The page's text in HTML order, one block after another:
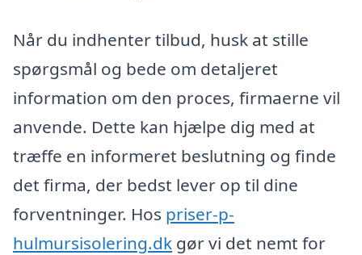
Når du indhenter tilbud, husk at stille
spørgsmål og bede om detaljeret
information om den proces, firmaerne vil
anvende. Dette kan hjælpe dig med at
træffe en informeret beslutning og finde
det firma, der bedst lever op til dine
forventninger. Hos priser-p-
hulmursisolering.dk gør vi det nemt for